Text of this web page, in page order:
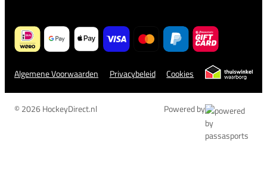
Algemene Voorwaarden Privacybeleid Cookies
© 2026 HockeyDirect.nl Powered by